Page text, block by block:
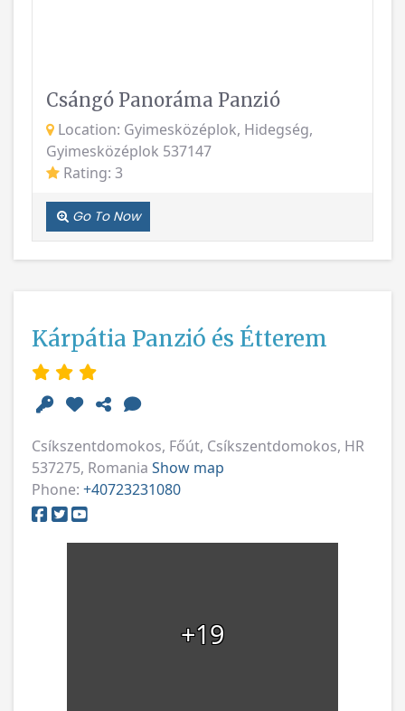
Gyimesközéplok 537147
Rating: 3
Go To Now
Csíkszentdomokos, Főút, Csíkszentdomokos, HR
Phone:+40723231080